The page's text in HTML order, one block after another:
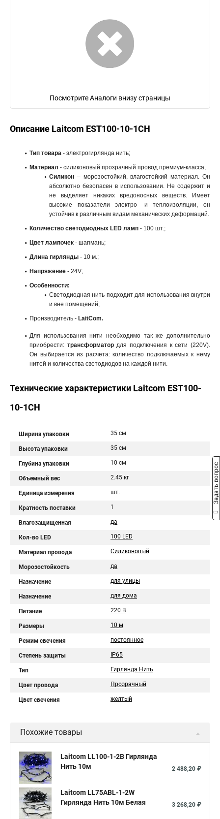
Посмотрите Аналоги внизу страницы
Описание Laitcom EST100-10-1CH
Тип товара - электрогирлянда нить;
Материал - силиконовый прозрачный провод премиум-класса,
Силикон – морозостойкий, влагостойкий материал. Он
абсолютно безопасен в использовании. Не содержит и
не выделяет никаких вредоносных веществ. Имеет
высокие показатели электро- и теплоизоляции, он
устойчив к различным видам механических деформаций.
Количество светодиодных LED ламп - 100 шт.;
Цвет лампочек - шапмань;
Длина гирлянды - 10 м.;
Напряжение - 24V;
Особенности:
Светодиодная нить подходит для использования внутри
и вне помещений;
Производитель - LaitCom.
Для использования нити необходимо так же дополнительно
приобрести: трансформатордля подключения к сети (220V).
Он выбирается из расчета: количество подключаемых к нему
нитей и количества светодиодов на каждой нити.
Технические характеристики Laitcom EST100-
10-1CH
Ширина упаковки 35 см
Высота упаковки 35 см
Глубина упаковки 10 см
Объемный вес 2.45 кг
Единица измерения шт.
Кратность поставки 1
Влагозащищенная да
Кол-во LED 100 LED
Материал провода Силиконовый
Морозостойкость да
Назначение для улицы
Назначение для дома
Питание 220 В
Размеры 10 м
Режим свечения постоянное
Степень защиты IP65
Тип Гирлянда Нить
Цвет провода Прозрачный
Цвет свечения желтый
Похожие товары
Laitcom LL100-1-2B Гирлянда
Нить 10м
2 488,20 ₽
Laitcom LL75ABL-1-2W
Гирлянда Нить 10м Белая
3 268,20 ₽
Задать вопрос